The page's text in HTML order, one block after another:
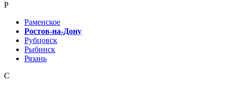
Р
Раменское
Ростов-на-Дону
Рубцовск
Рыбинск
Рязань
С